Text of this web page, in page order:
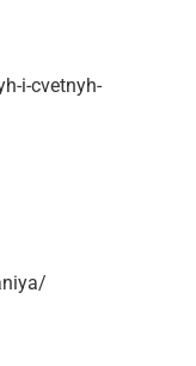
i-cvetnyh-